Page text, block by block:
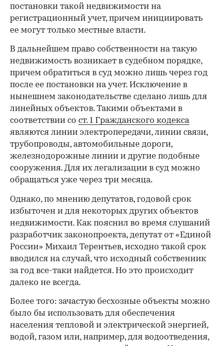
постановки такой недвижимости на
регистрационный учет, причем инициировать
ее могут только местные власти.
В дальнейшем право собственности на такую
недвижимость возникает в судебном порядке,
причем обратиться в суд можно лишь через год
после ее постановки на учет. Исключение в
нынешнем законодательстве сделано лишь для
линейных объектов. Такими объектами в
соответствии со ст. 1 Гражданского кодекса
являются линии электропередачи, линии связи,
трубопроводы, автомобильные дороги,
железнодорожные линии и другие подобные
сооружения. Для их легализации в суд можно
обращаться уже через три месяца.
Однако, по мнению депутатов, годовой срок
избыточен и для некоторых других объектов
недвижимости. Как пояснил во время слушаний
разработчик законопроекта, депутат от «Единой
России» Михаил Терентьев, исходно такой срок
вводился на случай, что исходный собственник
за год все-таки найдется. Но это происходит
далеко не всегда.
Более того: зачастую бесхозные объекты можно
было бы использовать для обеспечения
населения тепловой и электрической энергией,
водой, газом или, например, для водоотведения,